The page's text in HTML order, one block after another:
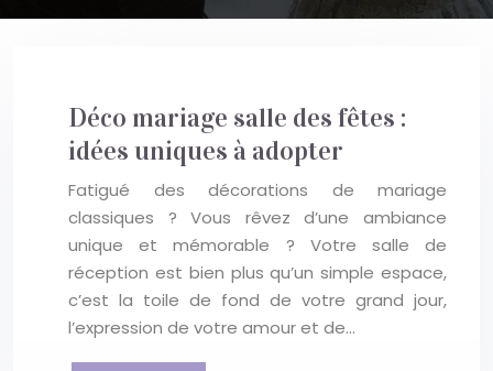
Déco mariage salle des fêtes :
idées uniques à adopter
Fatigué des décorations de mariage
classiques ? Vous rêvez d’une ambiance
unique et mémorable ? Votre salle de
réception est bien plus qu’un simple espace,
c’est la toile de fond de votre grand jour,
l’expression de votre amour et de…